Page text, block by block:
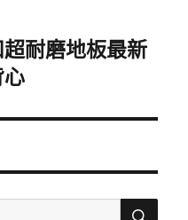
耐磨地板最新
心
搜